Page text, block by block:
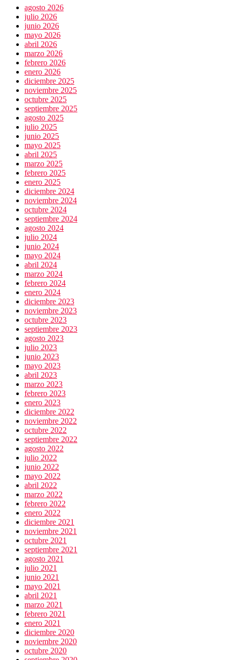
agosto 2026
julio 2026
junio 2026
mayo 2026
abril 2026
marzo 2026
febrero 2026
enero 2026
diciembre 2025
noviembre 2025
octubre 2025
septiembre 2025
agosto 2025
julio 2025
junio 2025
mayo 2025
abril 2025
marzo 2025
febrero 2025
enero 2025
diciembre 2024
noviembre 2024
octubre 2024
septiembre 2024
agosto 2024
julio 2024
junio 2024
mayo 2024
abril 2024
marzo 2024
febrero 2024
enero 2024
diciembre 2023
noviembre 2023
octubre 2023
septiembre 2023
agosto 2023
julio 2023
junio 2023
mayo 2023
abril 2023
marzo 2023
febrero 2023
enero 2023
diciembre 2022
noviembre 2022
octubre 2022
septiembre 2022
agosto 2022
julio 2022
junio 2022
mayo 2022
abril 2022
marzo 2022
febrero 2022
enero 2022
diciembre 2021
noviembre 2021
octubre 2021
septiembre 2021
agosto 2021
julio 2021
junio 2021
mayo 2021
abril 2021
marzo 2021
febrero 2021
enero 2021
diciembre 2020
noviembre 2020
octubre 2020